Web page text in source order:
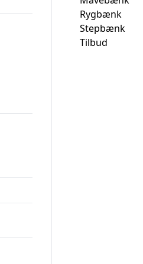
Rygbænk
Stepbænk
Tilbud